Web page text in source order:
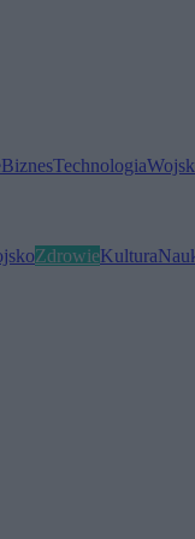
BiznesTechnologia
ZdrowieKultura